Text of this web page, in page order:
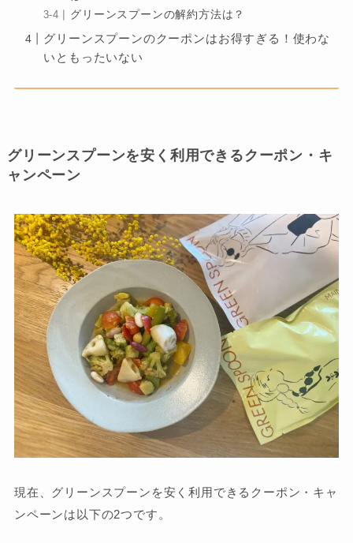
グリーンスプーンの解約方法は？
グリーンスプーンのクーポンはお得すぎる！使わな
いともったいない
グリーンスプーンを安く利用できるクーポン・キ
ャンペーン
現在、グリーンスプーンを安く利用できるクーポン・キャ
ンペーンは以下の2つです。